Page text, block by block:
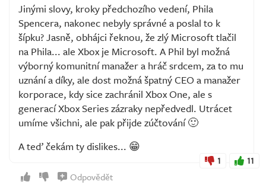
Jinými slovy, kroky předchozího vedení, Phila
Spencera, nakonec nebyly správné a poslal to k
šípku? Jasně, obhájci řeknou, že zlý Microsoft tlačil
na Phila... ale Xbox je Microsoft. A Phil byl možná
výborný komunitní manažer a hráč srdcem, za to mu
uznání a díky, ale dost možná špatný CEO a manažer
korporace, kdy sice zachránil Xbox One, ale s
generací Xbox Series zázraky nepředvedl. Utrácet
umíme všichni, ale pak přijde zúčtování 🙂
A teď čekám ty dislikes... 😁
1 11
Odpovědět